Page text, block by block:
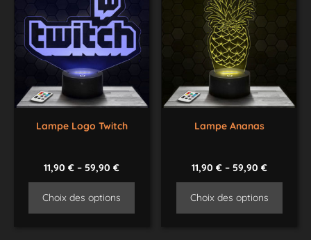
Lampe Logo Twitch
11,90€ –59,90€
Choix des options
Lampe Ananas
11,90 €– 59,90 €
Choix des options